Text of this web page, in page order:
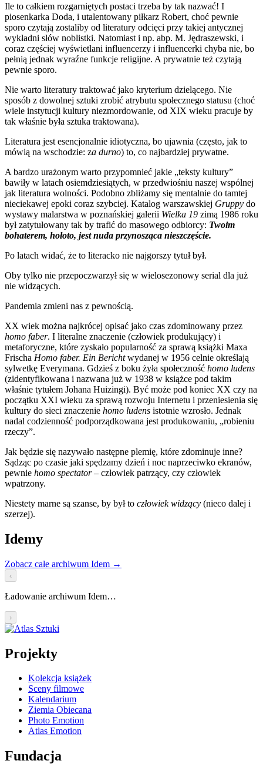
Ile to całkiem rozgarniętych postaci trzeba by tak nazwać! I
piosenkarka Doda, i utalentowany piłkarz Robert, choć pewnie
sporo czytają zostaliby od literatury odcięci przy takiej antycznej
wykładni słów noblistki. Natomiast i np. abp. M. Jędraszewski, i
coraz częściej wyświetlani influencerzy i influencerki chyba nie, bo
pełnią jednak wyraźne funkcje religijne. A prywatnie też czytają
pewnie sporo.
Nie warto literatury traktować jako kryterium dzielącego. Nie
sposób z dowolnej sztuki zrobić atrybutu społecznego statusu (choć
wiele instytucji kultury niezmordowanie, od XIX wieku pracuje by
tak właśnie była sztuka traktowana).
Literatura jest esencjonalnie idiotyczna, bo ujawnia (często, jak to
mówią na wschodzie: za durno) to, co najbardziej prywatne.
A bardzo urażonym warto przypomnieć jakie „teksty kultury”
bawiły w latach osiemdziesiątych, w przedwiośniu naszej wspólnej
jak literatura wolności. Podobno zbliżamy się mentalnie do tamtej
nieciekawej epoki coraz szybciej. Katalog warszawskiej Gruppy do
wystawy malarstwa w poznańskiej galerii Wielka 19 zimą 1986 roku
był zatytułowany tak by trafić do masowego odbiorcy: Twoim
bohaterem, hołoto, jest nuda przynosząca nieszczęście.
Po latach widać, że to literacko nie najgorszy tytuł był.
Oby tylko nie przepoczwarzył się w wielosezonowy serial dla już
nie widzących.
Pandemia zmieni nas z pewnością.
XX wiek można najkrócej opisać jako czas zdominowany przez
homo faber. I literalne znaczenie (człowiek produkujący) i
metaforyczne, które zyskało popularność za sprawą książki Maxa
Frischa Homo faber. Ein Berichtwydanej w 1956 celnie określają
sylwetkę Everymana. Gdzieś z boku żyła społeczność homo ludens
(zidentyfikowana i nazwana już w 1938 w książce pod takim
właśnie tytułem Johana Huizingi). Być może pod koniec XX czy na
początku XXI wieku za sprawą rozwoju Internetu i przeniesienia się
kultury do sieci znaczenie homo ludens istotnie wzrosło. Jednak
nadal codzienność podporządkowana jest produkowaniu, „robieniu
rzeczy”.
Jak będzie się nazywało następne plemię, które zdominuje inne?
Sądząc po czasie jaki spędzamy dzień i noc naprzeciwko ekranów,
pewnie homo spectator– człowiek patrzący, czy człowiek
wpatrzony.
Niestety marne są szanse, by był to człowiek widzący (nieco dalej i
szerzej).
Idemy
Zobacz całe archiwum Idem →
‹
Ładowanie archiwum Idem…
›
Projekty
Kolekcja książek
Sceny filmowe
Kalendarium
Ziemia Obiecana
Photo Emotion
Atlas Emotion
Fundacja